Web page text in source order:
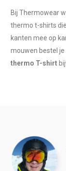
Bij Thermowear
thermo t-shirts
kanten mee op
mouwen bestel
thermo T-shirt